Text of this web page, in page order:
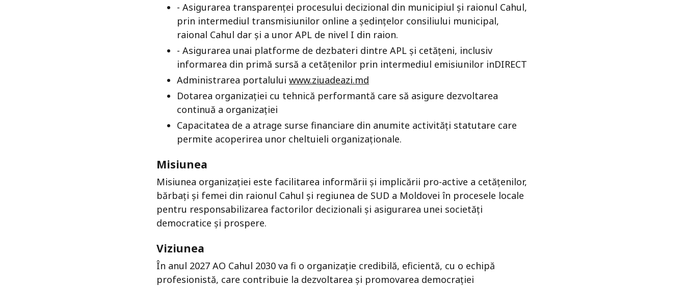
- Asigurarea transparenței procesului decizional din municipiul și raionul Cahul,
prin intermediul transmisiunilor online a ședințelor consiliului municipal,
raional Cahul dar și a unor APL de nivel I din raion.
- Asigurarea unai platforme de dezbateri dintre APL și cetățeni, inclusiv
informarea din primă sursă a cetățenilor prin intermediul emisiunilor inDIRECT
Administrarea portalului www.ziuadeazi.md
Dotarea organizației cu tehnică performantă care să asigure dezvoltarea
continuă a organizației
Capacitatea de a atrage surse financiare din anumite activități statutare care
permite acoperirea unor cheltuieli organizaționale.
Misiunea
Misiunea organizației este facilitarea informării și implicării pro-active a cetățenilor,
bărbați și femei din raionul Cahul și regiunea de SUD a Moldovei în procesele locale
pentru responsabilizarea factorilor decizionali și asigurarea unei societăți
democratice și prospere.
Viziunea
În anul 2027 AO Cahul 2030 va fi o organizație credibilă, eficientă, cu o echipă
profesionistă, care contribuie la dezvoltarea și promovarea democrației